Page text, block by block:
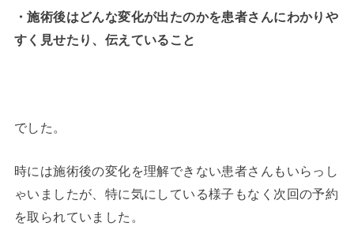
・施術後はどんな変化が出たのかを患者さんにわかりや
すく見せたり、伝えていること
でした。
時には施術後の変化を理解できない患者さんもいらっし
ゃいましたが、特に気にしている様子もなく次回の予約
を取られていました。